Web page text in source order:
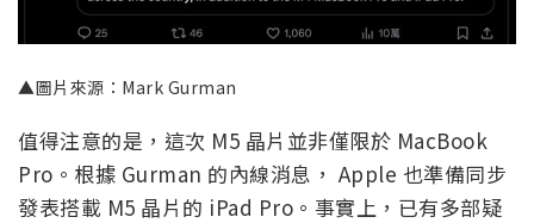
▲圖片來源：Mark Gurman
值得注意的是，這次 M5 晶片並非僅限於 MacBook
Pro。根據 Gurman 的內線消息， Apple 也準備同步
發表搭載 M5 晶片的 iPad Pro。事實上，已有多部疑